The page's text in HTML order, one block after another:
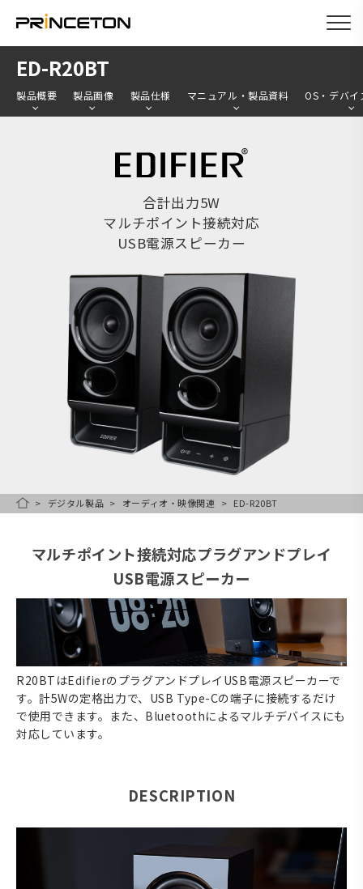
ED-R20BT
製品概要 製品画像 製品仕様 マニュアル・製品資料 OS・デバイ
合計出力5W
マルチポイント接続対応
USB電源スピーカー
HOMEデジタル製品 オーディオ・映像関連 ED-R20BT
マルチポイント接続対応プラグアンドプレイ
USB電源スピーカー
R20BTはEdifierのプラグアンドプレイUSB電源スピーカーで
す。計5Wの定格出力で、USB Type-Cの端子に接続するだけ
で使用できます。また、Bluetoothによるマルチデバイスにも
対応しています。
DESCRIPTION